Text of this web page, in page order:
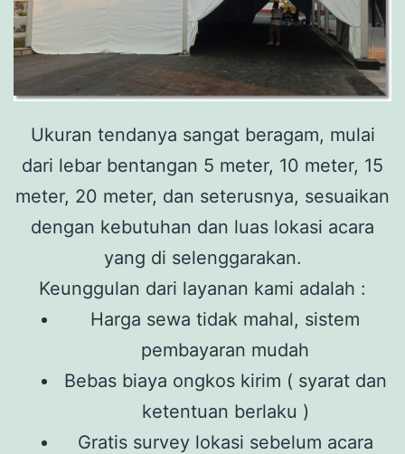
Ukuran tendanya sangat beragam, mulai
dari lebar bentangan 5 meter, 10 meter, 15
meter, 20 meter, dan seterusnya, sesuaikan
dengan kebutuhan dan luas lokasi acara
yang di selenggarakan.
Keunggulan dari layanan kami adalah :
Harga sewa tidak mahal, sistem
pembayaran mudah
Bebas biaya ongkos kirim ( syarat dan
ketentuan berlaku )
Gratis survey lokasi sebelum acara